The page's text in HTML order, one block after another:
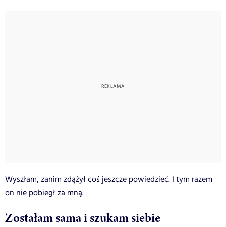
Wyszłam, zanim zdążył coś jeszcze powiedzieć. I tym razem
on nie pobiegł za mną.
Zostałam sama i szukam siebie